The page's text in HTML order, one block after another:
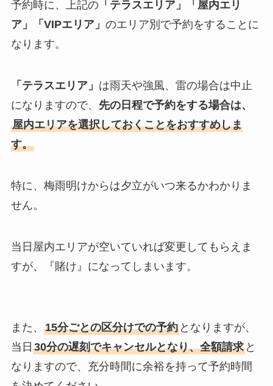
予約時に、上記の「テラスエリア」「屋内エリ
ア」「VIPエリア」 のエリア別で予約をすることに
なります。
「テラスエリア」 は雨天や強風、雷の場合は中止
になりますので、 先の日程で予約をする場合は、
屋内エリアを選択しておくことをおすすめしま
す。
特に、梅雨明けからは夕立がいつ来るかわかりま
せん。
当日屋内エリアが空いていれば変更してもらえま
すが、『賭け』になってしまいます。
また、 15分ごとの区分けでの予約となりますが、
当日 30分の遅刻でキャンセルとなり、全額請求と
なりますので、充分時間に余裕を持って予約時間